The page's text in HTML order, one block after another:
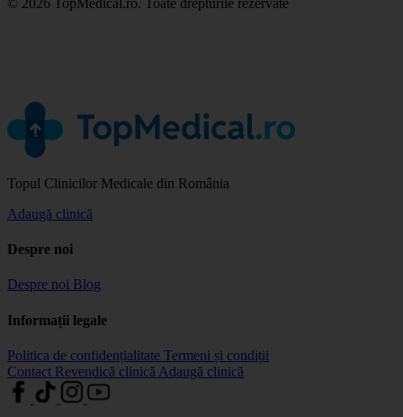
Topul Clinicilor Medicale din România
Adaugă clinică
Despre noi
Despre noi Blog
Informații legale
Politica de confidențialitate Termeni și condiții
Contact Revendică clinică Adaugă clinică